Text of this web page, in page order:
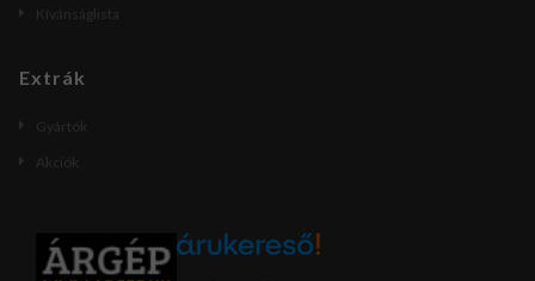
Kívánságlista
Extrák
Gyártók
Akciók